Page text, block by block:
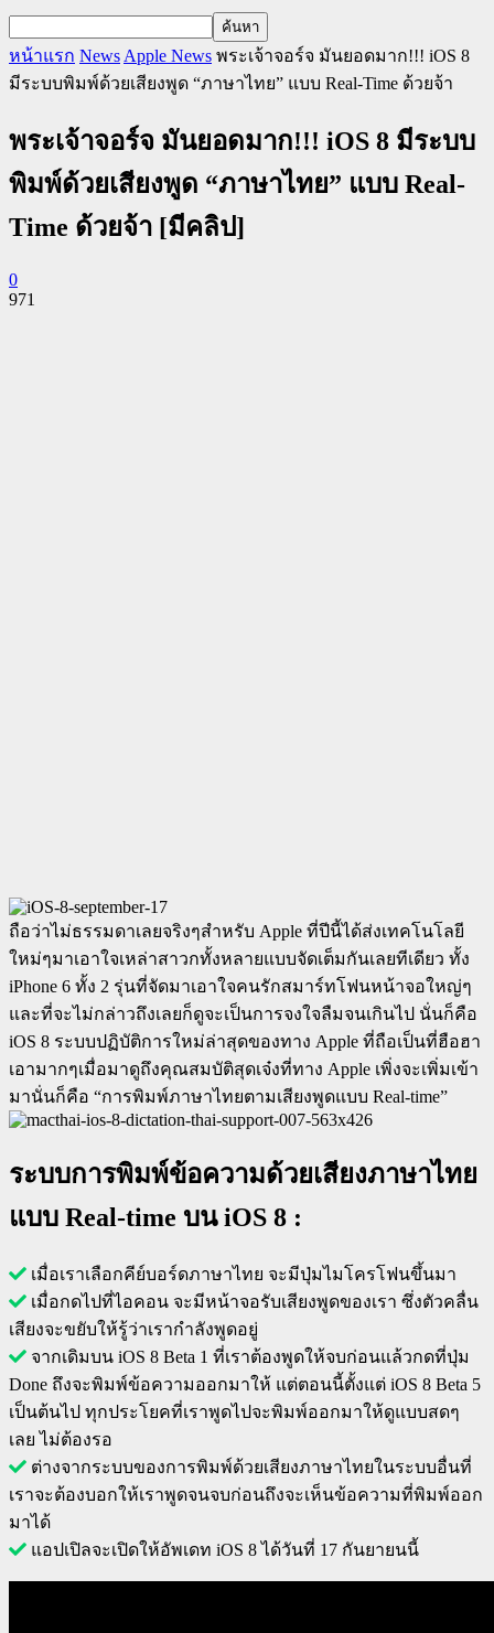
หน้าแรก News Apple News พระเจ้าจอร์จ มันยอดมาก!!! iOS 8
มีระบบพิมพ์ด้วยเสียงพูด “ภาษาไทย” แบบ Real-Time ด้วยจ้า
พระเจ้าจอร์จ มันยอดมาก!!! iOS 8 มีระบบ
พิมพ์ด้วยเสียงพูด “ภาษาไทย” แบบ Real-
Time ด้วยจ้า [มีคลิป]
0
971
ถือว่าไม่ธรรมดาเลยจริงๆสำหรับ Apple ที่ปีนี้ได้ส่งเทคโนโลยี
ใหม่ๆมาเอาใจเหล่าสาวกทั้งหลายแบบจัดเต็มกันเลยทีเดียว ทั้ง
iPhone 6 ทั้ง 2 รุ่นที่จัดมาเอาใจคนรักสมาร์ทโฟนหน้าจอใหญ่ๆ
และที่จะไม่กล่าวถึงเลยก็ดูจะเป็นการจงใจลืมจนเกินไป นั่นก็คือ
iOS 8 ระบบปฏิบัติการใหม่ล่าสุดของทาง Apple ที่ถือเป็นที่ฮือฮา
เอามากๆเมื่อมาดูถึงคุณสมบัติสุดเจ๋งที่ทาง Apple เพิ่งจะเพิ่มเข้า
มานั่นก็คือ “การพิมพ์ภาษาไทยตามเสียงพูดแบบ Real-time”
ระบบการพิมพ์ข้อความด้วยเสียงภาษาไทย
แบบ Real-time บน iOS 8 :
เมื่อเราเลือกคีย์บอร์ดภาษาไทย จะมีปุ่มไมโครโฟนขึ้นมา
เมื่อกดไปที่ไอคอน จะมีหน้าจอรับเสียงพูดของเรา ซึ่งตัวคลื่น
เสียงจะขยับให้รู้ว่าเรากำลังพูดอยู่
จากเดิมบน iOS 8 Beta 1 ที่เราต้องพูดให้จบก่อนแล้วกดที่ปุ่ม
Done ถึงจะพิมพ์ข้อความออกมาให้ แต่ตอนนี้ตั้งแต่ iOS 8 Beta 5
เป็นต้นไป ทุกประโยคที่เราพูดไปจะพิมพ์ออกมาให้ดูแบบสดๆ
เลย ไม่ต้องรอ
ต่างจากระบบของการพิมพ์ด้วยเสียงภาษาไทยในระบบอื่นที่
เราจะต้องบอกให้เราพูดจนจบก่อนถึงจะเห็นข้อความที่พิมพ์ออก
มาได้
แอปเปิลจะเปิดให้อัพเดท iOS 8 ได้วันที่ 17 กันยายนนี้